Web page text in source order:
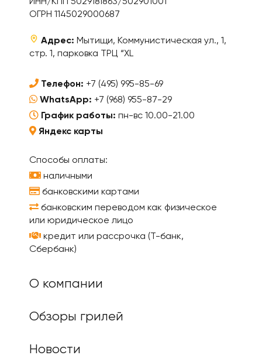
ОГРН 1145029000687
Адрес: Мытищи, Коммунистическая ул., 1,
стр. 1, парковка ТРЦ “XL
Телефон: +7 (495) 995-85-69
WhatsApp: +7 (968) 955-87-29
График работы: пн-вс 10.00-21.00
Яндекс карты
Способы оплаты:
наличными
банковскими картами
банковским переводом как физическое
или юридическое лицо
кредит или рассрочка (Т-банк,
Сбербанк)
О компании
Обзоры грилей
Новости